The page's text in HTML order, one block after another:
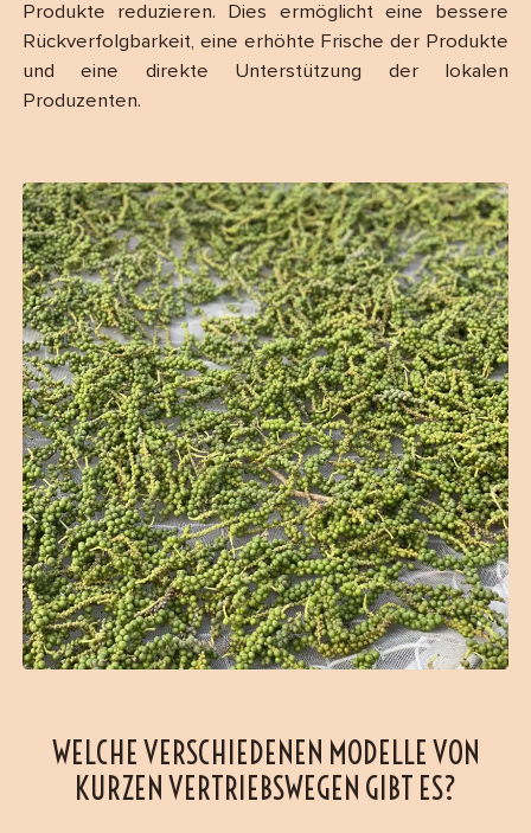
Produkte reduzieren. Dies ermöglicht eine bessere
Rückverfolgbarkeit, eine erhöhte Frische der Produkte
und eine direkte Unterstützung der lokalen
Produzenten.
WELCHE VERSCHIEDENEN MODELLE VON
KURZEN VERTRIEBSWEGEN GIBT ES?